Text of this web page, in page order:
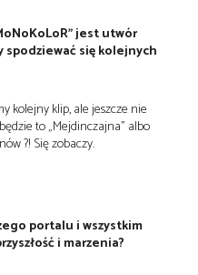
jest utwór
spodziewać się kolejnych
kolejny klip, ale jeszcze nie
to „Mejdinczajna” albo
?! Się zobaczy.
portalu i wszystkim
i marzenia?